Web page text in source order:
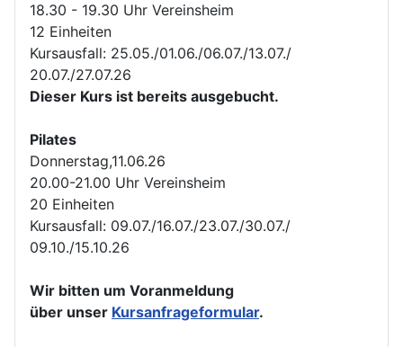
18.30 - 19.30 Uhr Vereinsheim
12 Einheiten
Kursausfall: 25.05./01.06./06.07./13.07./
20.07./27.07.26
Dieser Kurs ist bereits ausgebucht.
Pilates
Donnerstag,11.06.26
20.00-21.00 Uhr Vereinsheim
20 Einheiten
Kursausfall: 09.07./16.07./23.07./30.07./
09.10./15.10.26
Wir bitten um Voranmeldung
über unser Kursanfrageformular.